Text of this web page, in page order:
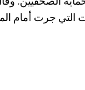
التي جرت أمام